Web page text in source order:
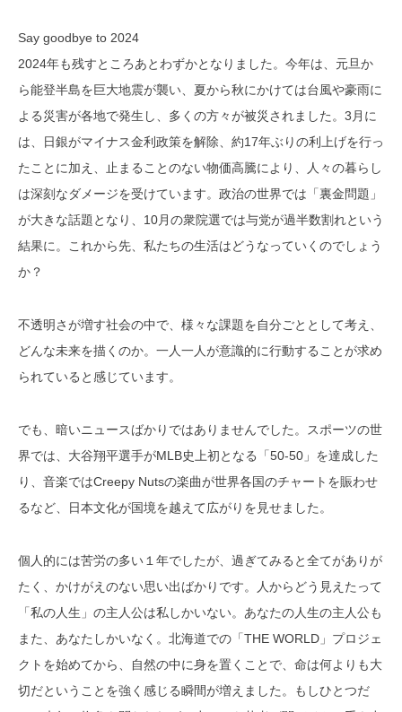
Say goodbye to 2024
2024年も残すところあとわずかとなりました。今年は、元旦か
ら能登半島を巨大地震が襲い、夏から秋にかけては台風や豪雨に
よる災害が各地で発生し、多くの方々が被災されました。3月に
は、日銀がマイナス金利政策を解除、約17年ぶりの利上げを行っ
たことに加え、止まることのない物価高騰により、人々の暮らし
は深刻なダメージを受けています。政治の世界では「裏金問題」
が大きな話題となり、10月の衆院選では与党が過半数割れという
結果に。これから先、私たちの生活はどうなっていくのでしょう
か？
不透明さが増す社会の中で、様々な課題を自分ごととして考え、
どんな未来を描くのか。一人一人が意識的に行動することが求め
られていると感じています。
でも、暗いニュースばかりではありませんでした。スポーツの世
界では、大谷翔平選手がMLB史上初となる「50-50」を達成した
り、音楽ではCreepy Nutsの楽曲が世界各国のチャートを賑わせ
るなど、日本文化が国境を越えて広がりを見せました。
個人的には苦労の多い１年でしたが、過ぎてみると全てがありが
たく、かけがえのない思い出ばかりです。人からどう見えたって
「私の人生」の主人公は私しかいない。あなたの人生の主人公も
また、あなたしかいなく。北海道での「THE WORLD」プロジェ
クトを始めてから、自然の中に身を置くことで、命は何よりも大
切だということを強く感じる瞬間が増えました。もしひとつだ